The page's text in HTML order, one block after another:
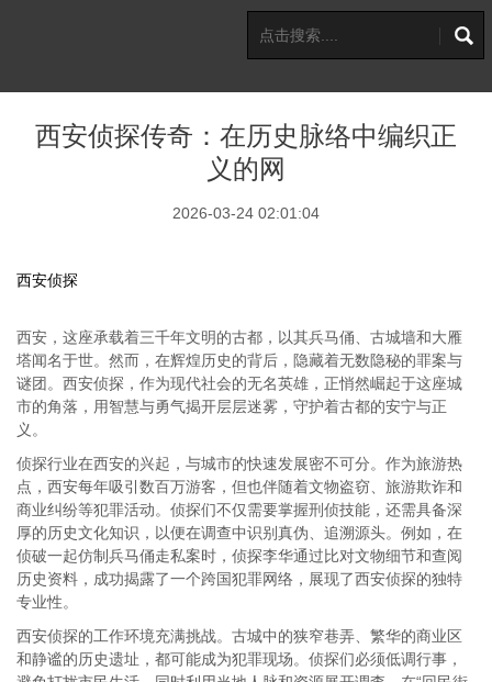
西安侦探传奇：在历史脉络中编织正
义的网
2026-03-24 02:01:04
西安侦探
西安，这座承载着三千年文明的古都，以其兵马俑、古城墙和大雁
塔闻名于世。然而，在辉煌历史的背后，隐藏着无数隐秘的罪案与
谜团。西安侦探，作为现代社会的无名英雄，正悄然崛起于这座城
市的角落，用智慧与勇气揭开层层迷雾，守护着古都的安宁与正
义。
侦探行业在西安的兴起，与城市的快速发展密不可分。作为旅游热
点，西安每年吸引数百万游客，但也伴随着文物盗窃、旅游欺诈和
商业纠纷等犯罪活动。侦探们不仅需要掌握刑侦技能，还需具备深
厚的历史文化知识，以便在调查中识别真伪、追溯源头。例如，在
侦破一起仿制兵马俑走私案时，侦探李华通过比对文物细节和查阅
历史资料，成功揭露了一个跨国犯罪网络，展现了西安侦探的独特
专业性。
西安侦探的工作环境充满挑战。古城中的狭窄巷弄、繁华的商业区
和静谧的历史遗址，都可能成为犯罪现场。侦探们必须低调行事，